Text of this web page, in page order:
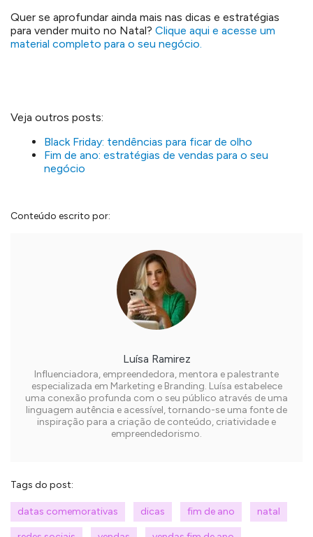
Quer se aprofundar ainda mais nas dicas e estratégias
para vender muito no Natal? Clique aqui e acesse um
material completo para o seu negócio.
Veja outros posts:
Black Friday: tendências para ficar de olho
Fim de ano: estratégias de vendas para o seu
negócio
Conteúdo escrito por:
Luísa Ramirez
Influenciadora, empreendedora, mentora e palestrante
especializada em Marketing e Branding. Luísa estabelece
uma conexão profunda com o seu público através de uma
linguagem autência e acessível, tornando-se uma fonte de
inspiração para a criação de conteúdo, criatividade e
empreendedorismo.
Tags do post:
datas comemorativas dicas fim de ano natal